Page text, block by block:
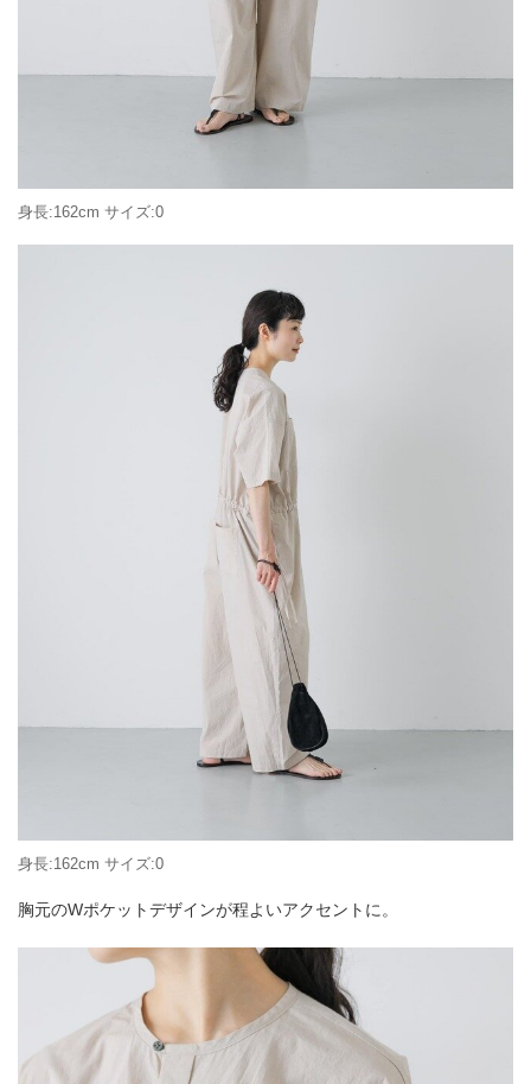
身長:162cm サイズ:0
身長:162cm サイズ:0
胸元のWポケットデザインが程よいアクセントに。